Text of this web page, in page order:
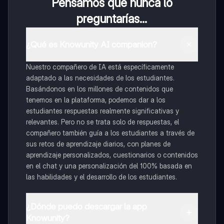
preguntarías...
Nuestro compañero de IA está específicamente
adaptado a las necesidades de los estudiantes.
Basándonos en los millones de contenidos que
tenemos en la plataforma, podemos dar a los
estudiantes respuestas realmente significativas y
relevantes. Pero no se trata solo de respuestas, el
compañero también guía a los estudiantes a través de
sus retos de aprendizaje diarios, con planes de
aprendizaje personalizados, cuestionarios o contenidos
en el chat y una personalización del 100% basada en
las habilidades y el desarrollo de los estudiantes.